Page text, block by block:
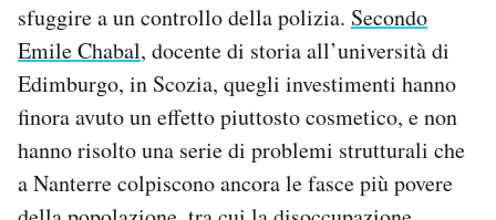
sfuggire a un controllo della polizia. Secondo
Emile Chabal, docente di storia all’università di
Edimburgo, in Scozia, quegli investimenti hanno
finora avuto un effetto piuttosto cosmetico, e non
hanno risolto una serie di problemi strutturali che
a Nanterre colpiscono ancora le fasce più povere